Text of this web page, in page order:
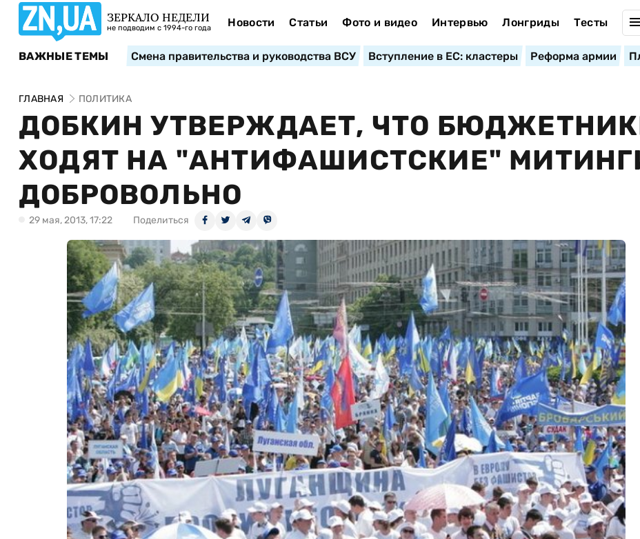
ЗЕРКАЛО НЕДЕЛИ
не подводим с 1994-го года Новости Статьи Фото и видео Интервью Лонгриды Тесты
ВАЖНЫЕ ТЕМЫ Смена правительства и руководства ВСУ Вступление в ЕС: кластеры Реформа армии
ГЛАВНАЯ ПОЛИТИКА
ДОБКИН УТВЕРЖДАЕТ, ЧТО
ХОДЯТ НА "АНТИФАШИСТСКИЕ"
ДОБРОВОЛЬНО
29 мая, 2013, 17:22 Поделиться